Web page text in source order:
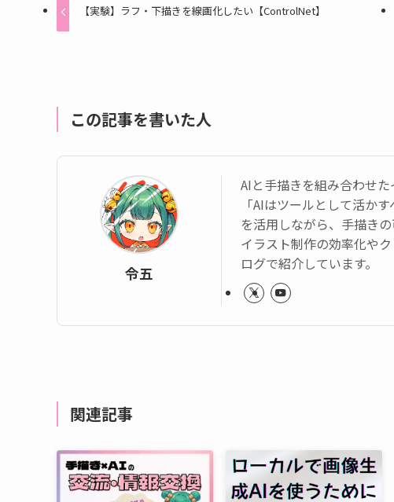
【実験】ラフ・下描きを線画化したい【ControlNet】
この記事を書いた人
令五
AIと手描きを組み合わせ
「AIはツールとして活か
を活用しながら、手描き
イラスト制作の効率化や
ログで紹介しています。
関連記事